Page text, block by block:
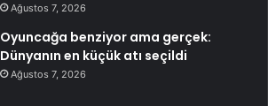
Ağustos 7, 2026
Oyuncağa benziyor ama gerçek:
Dünyanın en küçük atı seçildi
Ağustos 7, 2026